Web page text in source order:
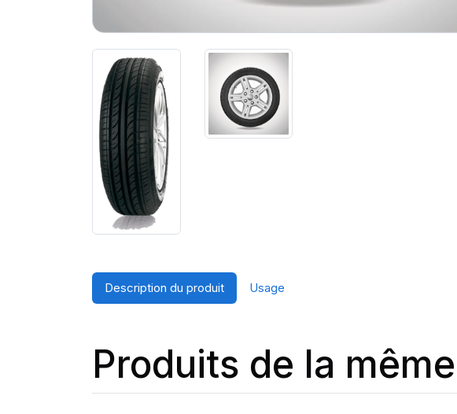
Description du produit Usage
Produits de la